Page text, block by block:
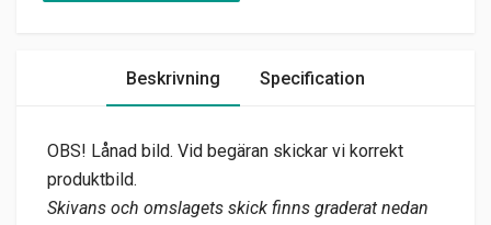
Beskrivning Specification
OBS! Lånad bild. Vid begäran skickar vi korrekt
produktbild.
Skivans och omslagets skick finns graderat nedan